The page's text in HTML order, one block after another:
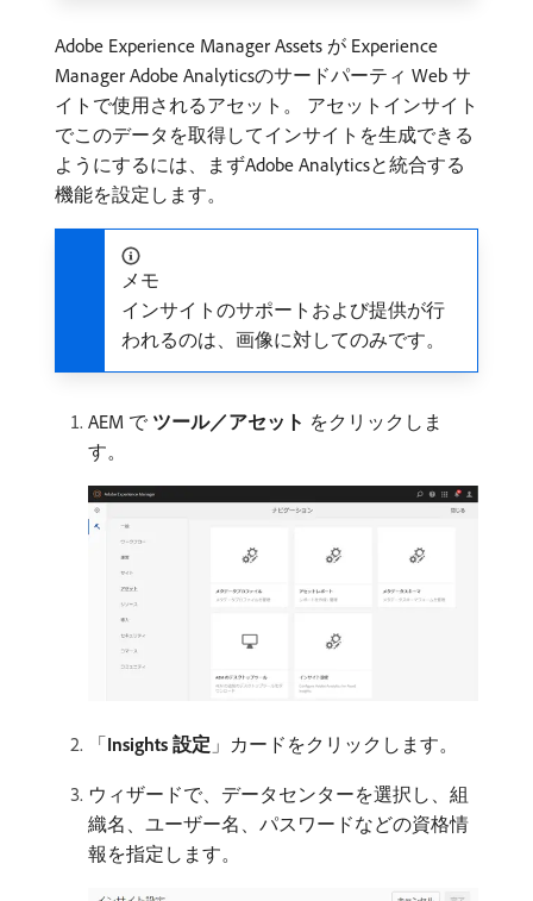
Adobe Experience Manager Assets が Experience
Manager Adobe Analyticsのサードパーティ Web サ
イトで使用されるアセット。 アセットインサイト
でこのデータを取得してインサイトを生成できる
ようにするには、まずAdobe Analyticsと統合する
機能を設定します。
メモ
インサイトのサポートおよび提供が行
われるのは、画像に対してのみです。
AEM で​ ツール／アセット ​をクリックしま
す。
「Insights 設定 」カードをクリックします。
ウィザードで、データセンターを選択し、組
織名、ユーザー名、パスワードなどの資格情
報を指定します。